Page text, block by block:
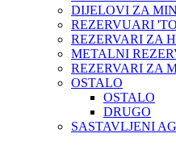
DIJELOVI ZA
REZERVUARI
REZERVARI ZA
METALNI
REZERVARI ZA
OSTALO
OSTALO
DRUGO
SASTAVLJENI